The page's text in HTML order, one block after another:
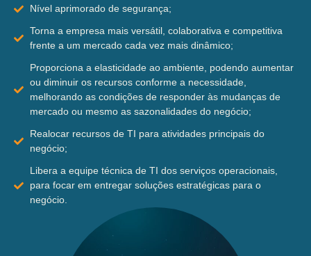
Nível aprimorado de segurança;
Torna a empresa mais versátil, colaborativa e competitiva
frente a um mercado cada vez mais dinâmico;
Proporciona a elasticidade ao ambiente, podendo aumentar
ou diminuir os recursos conforme a necessidade,
melhorando as condições de responder às mudanças de
mercado ou mesmo as sazonalidades do negócio;
Realocar recursos de TI para atividades principais do
negócio;
Libera a equipe técnica de TI dos serviços operacionais,
para focar em entregar soluções estratégicas para o
negócio.